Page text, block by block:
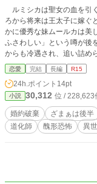
ルミシカは聖女の血を引
ろから将来は王太子に嫁
かに優秀な妹ムールカは美
ふさわしい」という噂が
からも冷遇され、追い詰め
なり、おしろいの塗りすぎ
揶揄されるようになった。
結婚したところでよい夫婦
て、お飾りの王妃として一
滞在していた雑技団の道化師が呼び止めた。
品がかわいそうだとは思わないの？」 ルールーと名乗
ルミシカに化粧の指導をするように
恋愛 完結 長編 R15
24h.ポイント 14pt
小説 30,312 位 / 228,623
婚約破棄 ざまぁは後半
道化師
醜形恐怖 異